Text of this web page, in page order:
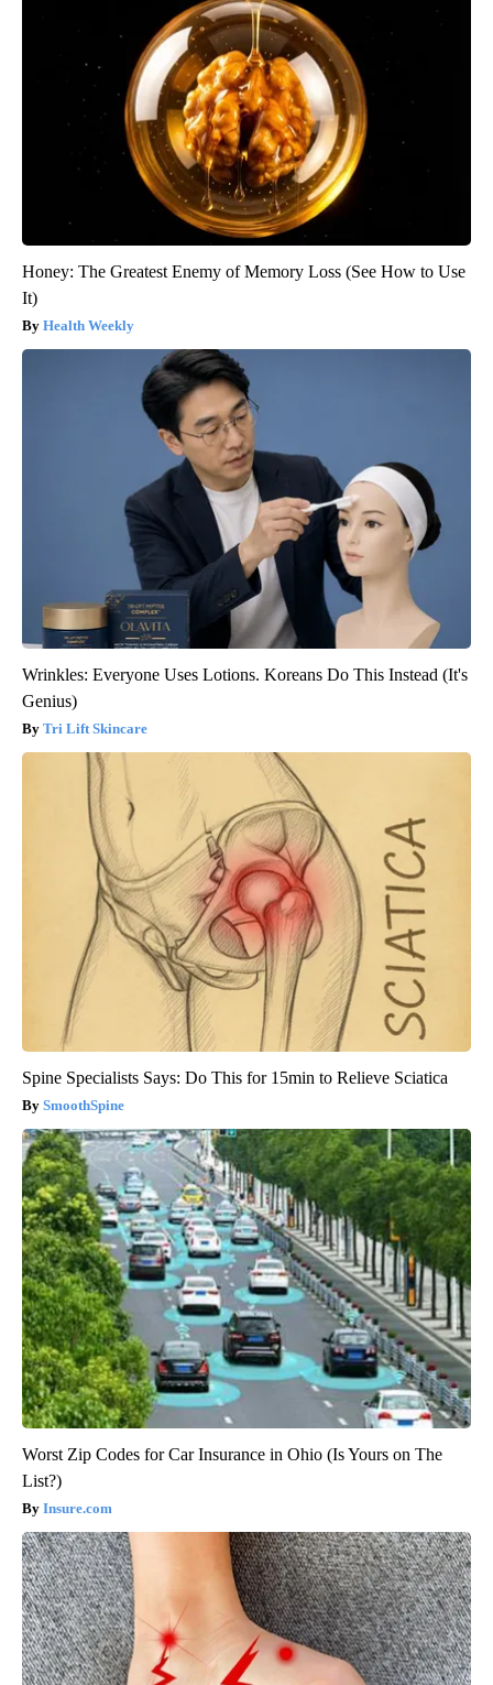
Honey: The Greatest Enemy of Memory Loss (See How to Use
It)
Health Weekly
Wrinkles: Everyone Uses Lotions. Koreans Do This Instead (It's
Genius)
Tri Lift Skincare
Spine Specialists Says: Do This for 15min to Relieve Sciatica
SmoothSpine
Worst Zip Codes for Car Insurance in Ohio (Is Yours on The
List?)
Insure.com